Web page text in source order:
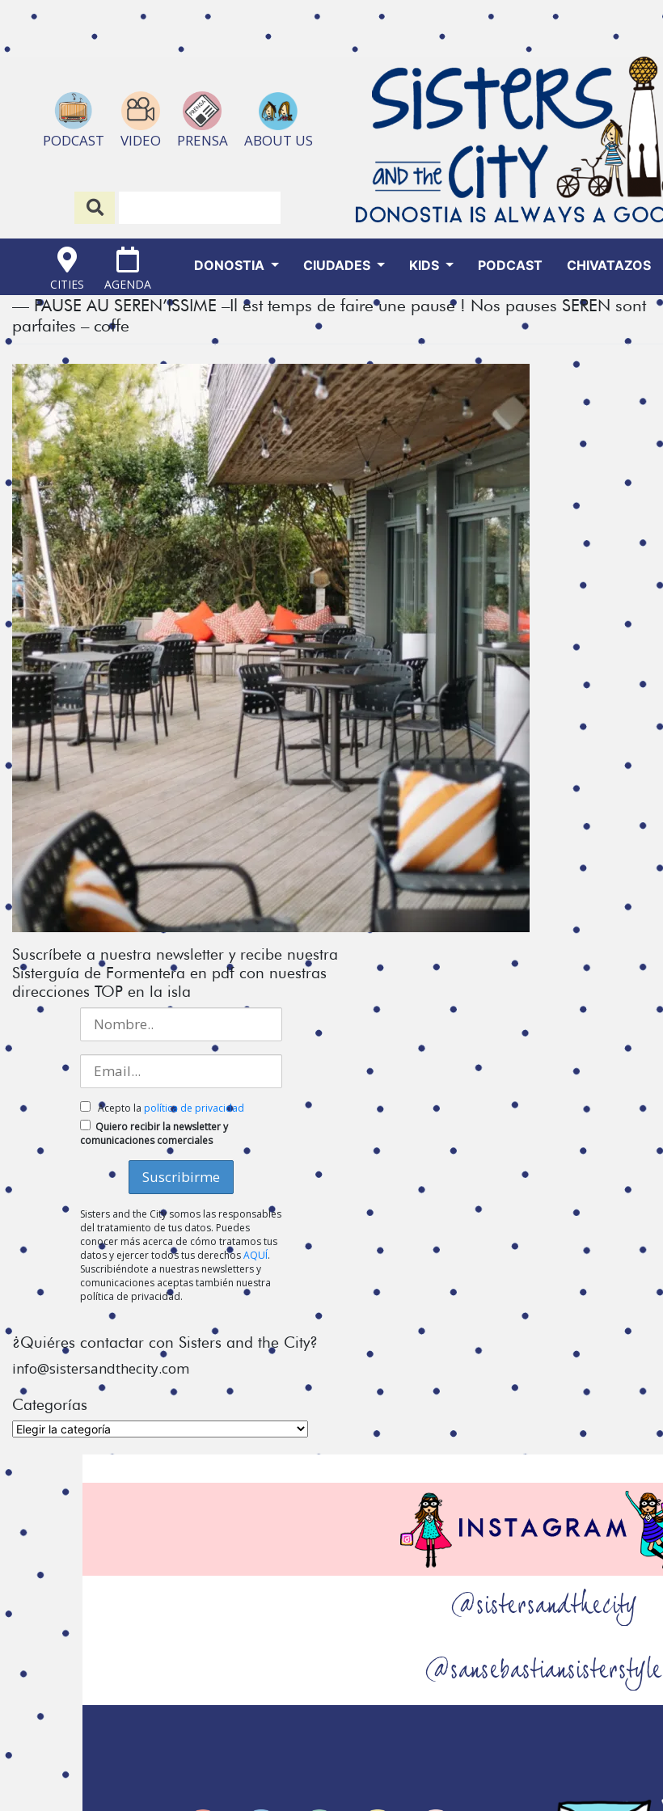
PODCAST VIDEO PRENSA ABOUT US
CITIES AGENDA
DONOSTIA CIUDADES KIDS PODCAST CHIVATAZOS
— PAUSE AU SEREN’ISSIME –Il est temps de faire une pause ! Nos pauses SEREN sont
parfaites – coffe
Suscríbete a nuestra newsletter y recibe nuestra
Sisterguía de Formentera en pdf con nuestras
direcciones TOP en la isla
Acepto la política de privacidad
Quiero recibir la newsletter y
comunicaciones comerciales
Sisters and the City somos las responsables
del tratamiento de tus datos. Puedes
conocer más acerca de cómo tratamos tus
datos y ejercer todos tus derechosAQUÍ.
Suscribiéndote a nuestras newsletters y
comunicaciones aceptas también nuestra
política de privacidad.
¿Quiéres contactar con Sisters and the City?
info@sistersandthecity.com
Categorías
Categorías
@sistersandthecity
@sansebastiansisterstyle